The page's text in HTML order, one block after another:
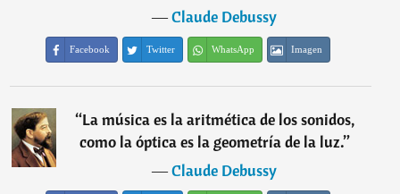
―Claude Debussy
Facebook Twitter WhatsApp Imagen
“La música es la aritmética de los sonidos,
como la óptica es la geometría de la luz.”
―Claude Debussy